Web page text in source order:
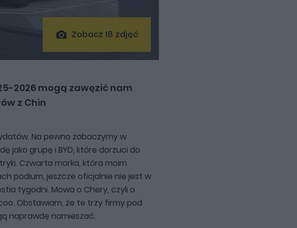
Zobacz 18 zdjęć
2026 mogą zawęzić nam
z Chin
Na pewno zobaczymy w
jako grupę i BYD, które dorzuci do
Czwarta marka, która moim
podium, jeszcze oficjalnie nie jest w
tygodni. Mowa o Chery, czyli o
Obstawiam, że te trzy firmy pod
naprawdę namieszać.